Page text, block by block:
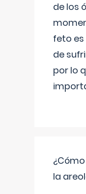
de los
feto
de
por lo
la